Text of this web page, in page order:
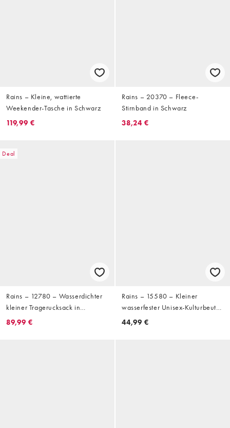
Rains – Kleine, wattierte
Weekender-Tasche in Schwarz
119,99 €
Rains – 20370 – Fleece-
Stirnband in Schwarz
38,24 €
Deal
Rains – 12780 – Wasserdichter
kleiner Tragerucksack in
Metallic-Marineblau
89,99 €
Rains – 15580 – Kleiner
wasserfester Unisex-Kulturbeutel
in Grün
44,99 €